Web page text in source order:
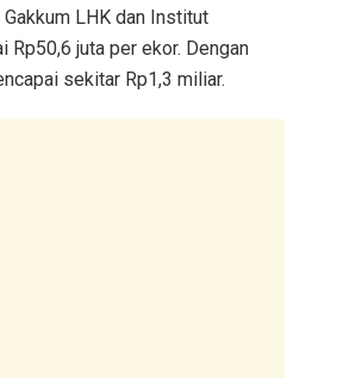
LHK dan Institut
juta per ekor. Dengan
sekitar Rp1,3 miliar.